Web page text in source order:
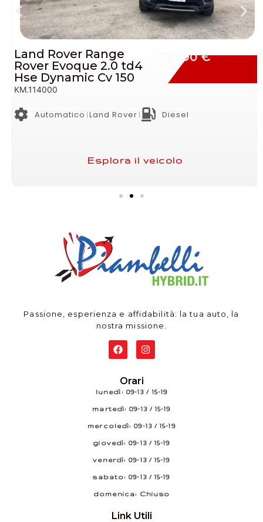
Ford Ecosport 1.5 Tdci
Titanium Neopatentati
Cv 90
KM.145000
11.990 €
Manuale Ford Diesel
Esplora il veicolo
Passione, esperienza e affidabilità: la tua auto, la
nostra missione.
Orari
lunedì: 09–13 / 15–19
martedì: 09–13 / 15–19
mercoledì: 09–13 / 15–19
giovedì: 09–13 / 15–19
venerdì: 09–13 / 15–19
sabato: 09–13 / 15–19
domenica: Chiuso
Link Utili